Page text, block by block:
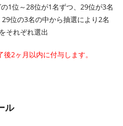
1位～28位が1名ずつ、29位が3名
位の3名の中から抽選により2名
それぞれ選出
2ヶ月以内に付与します。
ル